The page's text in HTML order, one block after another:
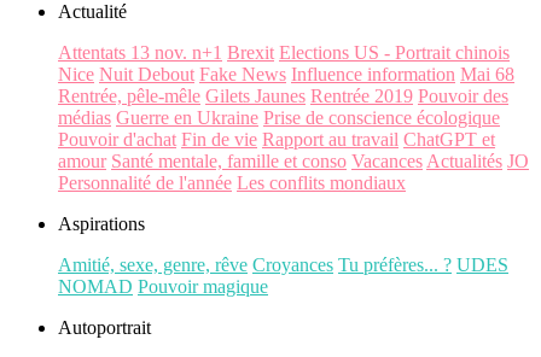
Actualité
Attentats 13 nov. n+1 Brexit Elections US - Portrait chinois
Nice Nuit Debout Fake News Influence information Mai 68
Rentrée, pêle-mêle Gilets Jaunes Rentrée 2019 Pouvoir des
médias Guerre en Ukraine Prise de conscience écologique
Pouvoir d'achat Fin de vie Rapport au travail ChatGPT et
amour Santé mentale, famille et conso Vacances Actualités JO
Personnalité de l'année Les conflits mondiaux
Aspirations
Amitié, sexe, genre, rêve Croyances Tu préfères... ? UDES
NOMAD Pouvoir magique
Autoportrait